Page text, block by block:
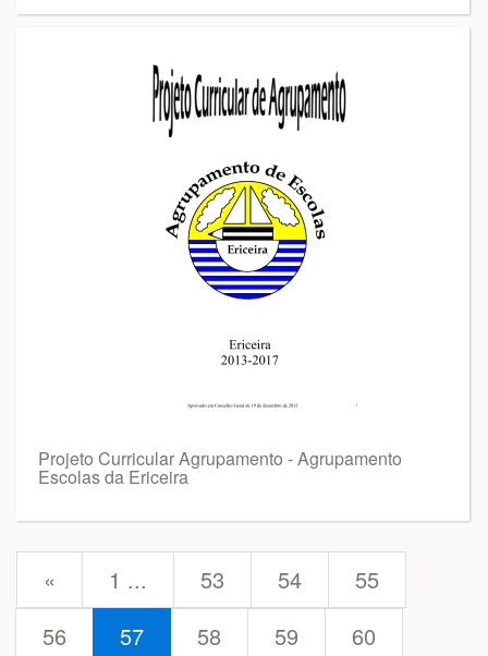
Projeto Curricular Agrupamento - Agrupamento
Escolas da Ericeira
« 1 ... 53 54
55
56
57 58 59 60